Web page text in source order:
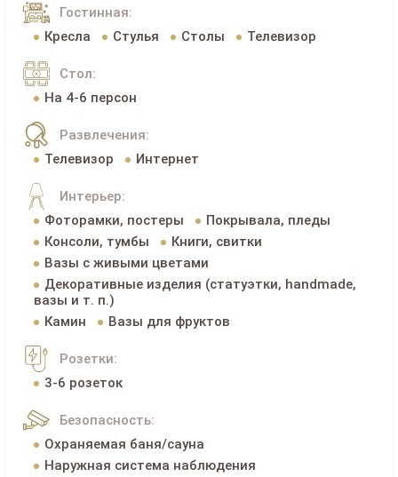
Гостинная:
Кресла
Стулья Столы Телевизор
Стол:
На 4-6 персон
Развлечения:
Телевизор
Интернет
Интерьер:
Фоторамки, постеры
Покрывала, пледы
Консоли, тумбы
Книги, свитки
Вазы с живыми цветами
Декоративные изделия (статуэтки, handmade,
вазы и т. п.)
Камин
Вазы для фруктов
Розетки:
3-6 розеток
Безопасность:
Охраняемая баня/сауна
Наружная система наблюдения